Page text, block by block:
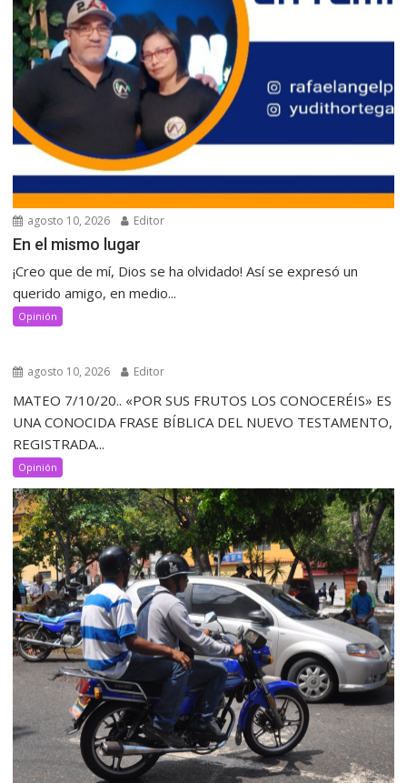
agosto 10, 2026 Editor
‎En el mismo lugar
‎¡Creo que de mí, Dios se ha olvidado! Así se expresó un
querido amigo, en medio...
Opinión
agosto 10, 2026 Editor
MATEO 7/10/20.. «POR SUS FRUTOS LOS CONOCERÉIS» ES
UNA CONOCIDA FRASE BÍBLICA DEL NUEVO TESTAMENTO,
REGISTRADA...
Opinión